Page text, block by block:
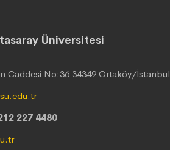
Üniversitesi
Caddesi No:36 34349 Ortaköy/İstanbul
227 4480